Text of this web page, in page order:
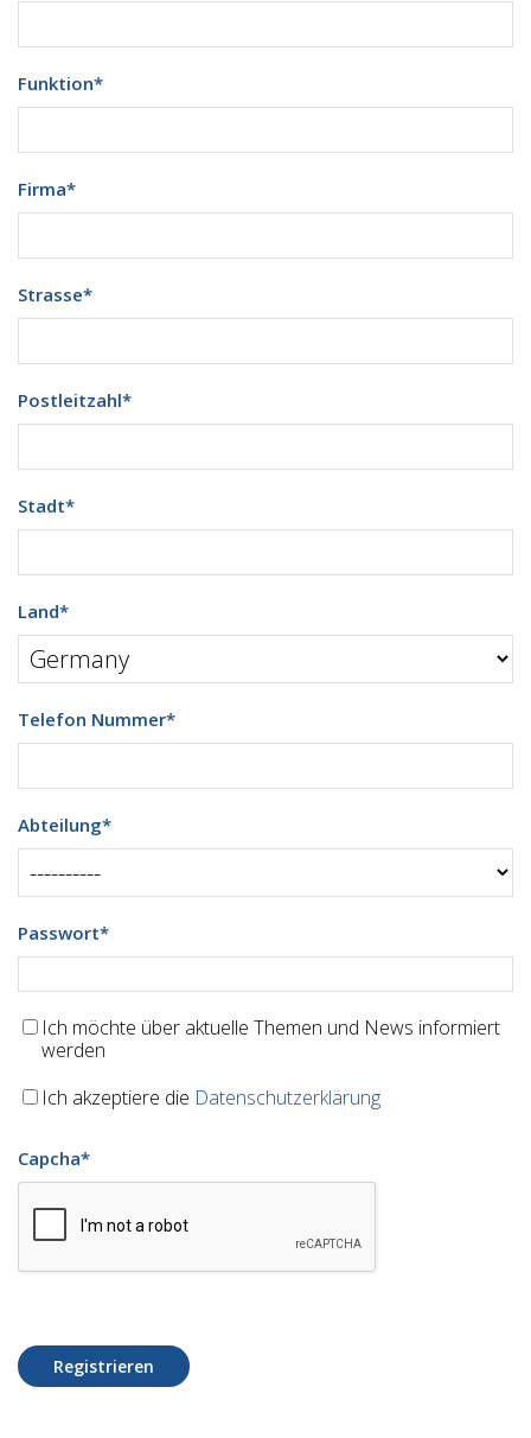
Funktion*
Firma*
Strasse*
Postleitzahl*
Stadt*
Land*
Telefon Nummer*
Abteilung*
Passwort*
Ich möchte über aktuelle Themen und News informiert
werden
Ich akzeptiere die Datenschutzerklärung
Capcha*
Registrieren